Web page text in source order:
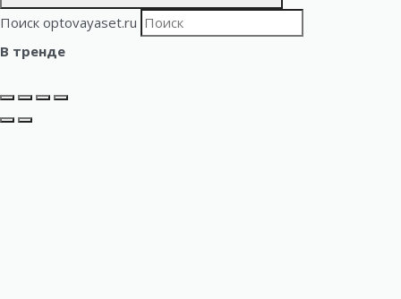
Поиск optovayaset.ru
В тренде